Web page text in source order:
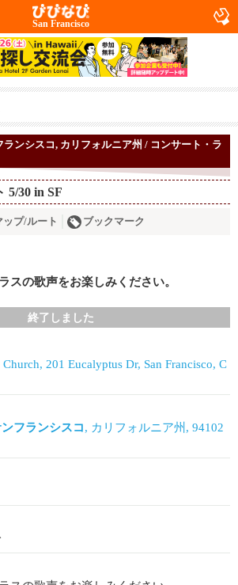
San Francisco
ランシスコ, カリフォルニア州 / コンサート・ラ
5/30 in SF
ップ/ルート ブックマーク
スの歌声をお楽しみください。
終了しました
201 Eucalyptus Dr, San Francisco, C
フランシスコ, カリフォルニア州, 94102